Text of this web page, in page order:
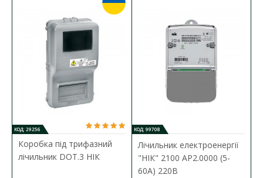
КОД: 29256
Коробка під трифазний
лічильник DOT.3 НІК
КОД: 99708
Лічильник електроенергії
"НІК" 2100 AP2.0000 (5-
60А) 220В